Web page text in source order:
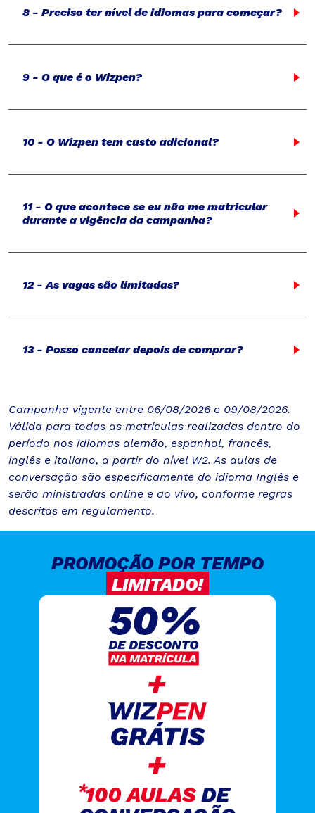
8 - Preciso ter nível de idiomas para começar?
9 - O que é o Wizpen?
10 - O Wizpen tem custo adicional?
11 - O que acontece se eu não me matricular
durante a vigência da campanha?
12 - As vagas são limitadas?
13 - Posso cancelar depois de comprar?
Campanha vigente entre 06/08/2026 e 09/08/2026.
Válida para todas as matrículas realizadas dentro do
período nos idiomas alemão, espanhol, francês,
inglês e italiano, a partir do nível W2. As aulas de
conversação são especificamente do idioma Inglês e
serão ministradas online e ao vivo, conforme regras
descritas em regulamento.
PROMOÇÃO POR TEMPO
LIMITADO!